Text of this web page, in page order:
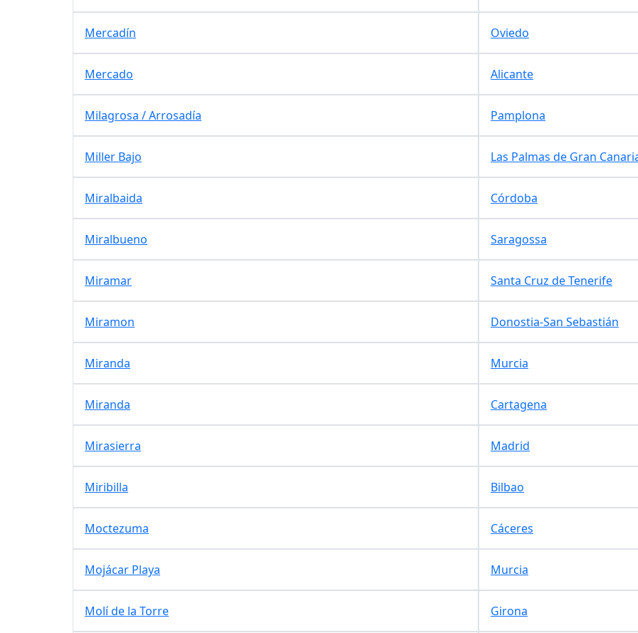
Mercadín Oviedo
Mercado Alicante
Milagrosa / Arrosadía Pamplona
Miller Bajo Las Palmas de Gran
Miralbaida Córdoba
Miralbueno Saragossa
Miramar Santa Cruz de Tenerife
Miramon Donostia-San Sebastián
Miranda Murcia
Miranda Cartagena
Mirasierra Madrid
Miribilla Bilbao
Moctezuma Cáceres
Mojácar Playa Murcia
Molí de la Torre Girona